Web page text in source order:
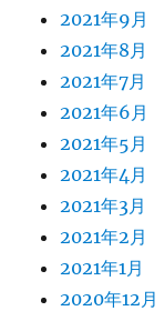
2021年9月
2021年8月
2021年7月
2021年6月
2021年5月
2021年4月
2021年3月
2021年2月
2021年1月
2020年12月